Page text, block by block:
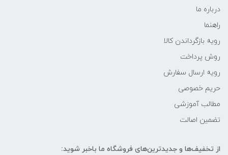
درباره ما
راهنما
رویه‌ بازگرداندن کالا
روش پرداخت
رویه ارسال سفارش
حریم خصوصی
مطالب آموزشی
تضمین اصالت
از تخفیف‌ها و جدیدترین‌های فروشگاه ما باخبر شوید: